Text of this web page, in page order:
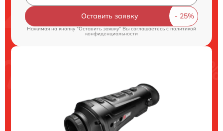
Оставить заявку
Нажимая на кнопку "Оставить заявку" Вы соглашаетесь cполитикой
конфиденциальности